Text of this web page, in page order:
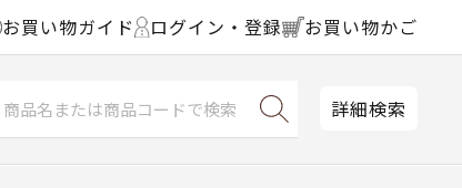
お買い物ガイド ログイン・登録 お買い物かご
詳細検索